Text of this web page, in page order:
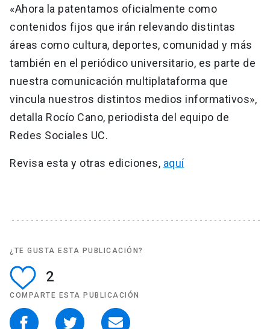
«Ahora la patentamos oficialmente como
contenidos fijos que irán relevando distintas
áreas como cultura, deportes, comunidad y más
también en el periódico universitario, es parte de
nuestra comunicación multiplataforma que
vincula nuestros distintos medios informativos»,
detalla Rocío Cano, periodista del equipo de
Redes Sociales UC.
Revisa esta y otras ediciones, aquí
¿TE GUSTA ESTA PUBLICACIÓN?
2
COMPARTE ESTA PUBLICACIÓN